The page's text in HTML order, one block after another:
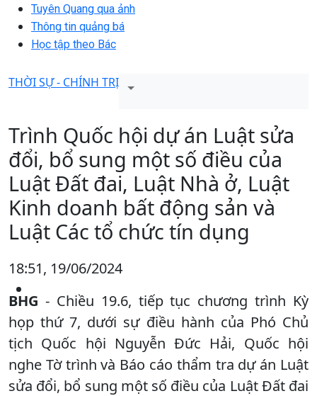
Tuyên Quang qua ảnh
Thông tin quảng bá
Học tập theo Bác
THỜI SỰ - CHÍNH TRỊ
Trình Quốc hội dự án Luật sửa
đổi, bổ sung một số điều của
Luật Đất đai, Luật Nhà ở, Luật
Kinh doanh bất động sản và
Luật Các tổ chức tín dụng
18:51, 19/06/2024
BHG - Chiều 19.6, tiếp tục chương trình Kỳ
họp thứ 7, dưới sự điều hành của Phó Chủ
tịch Quốc hội Nguyễn Đức Hải, Quốc hội
nghe Tờ trình và Báo cáo thẩm tra dự án Luật
sửa đổi, bổ sung một số điều của Luật Đất đai